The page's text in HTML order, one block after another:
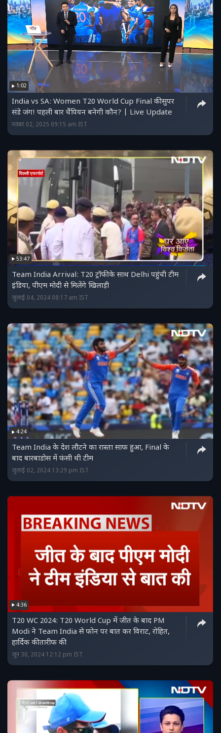
1:02
India vs SA: Women T20 World Cup Final की सुपर
संडे जंग! पहली बार चैंपियन बनेगी कौन? | Live Update
नवंबर 02, 2025 09:15 am IST
53:47
Team India Arrival: T20 ट्रॉफी के साथ Delhi पहुंची टीम
इंडिया, पीएम मोदी से मिलेंगे खिलाड़ी
जुलाई 04, 2024 08:17 am IST
4:24
Team India के देश लौटने का रास्ता साफ हुआ, Final के
बाद बारबाडोस में फंसी थी टीम
जुलाई 02, 2024 13:29 pm IST
4:36
T20 WC 2024: T20 World Cup में जीत के बाद PM
Modi ने Team India से फोन पर बात कर विराट, रोहित,
हार्दिक की तारीफ की
जून 30, 2024 12:12 pm IST